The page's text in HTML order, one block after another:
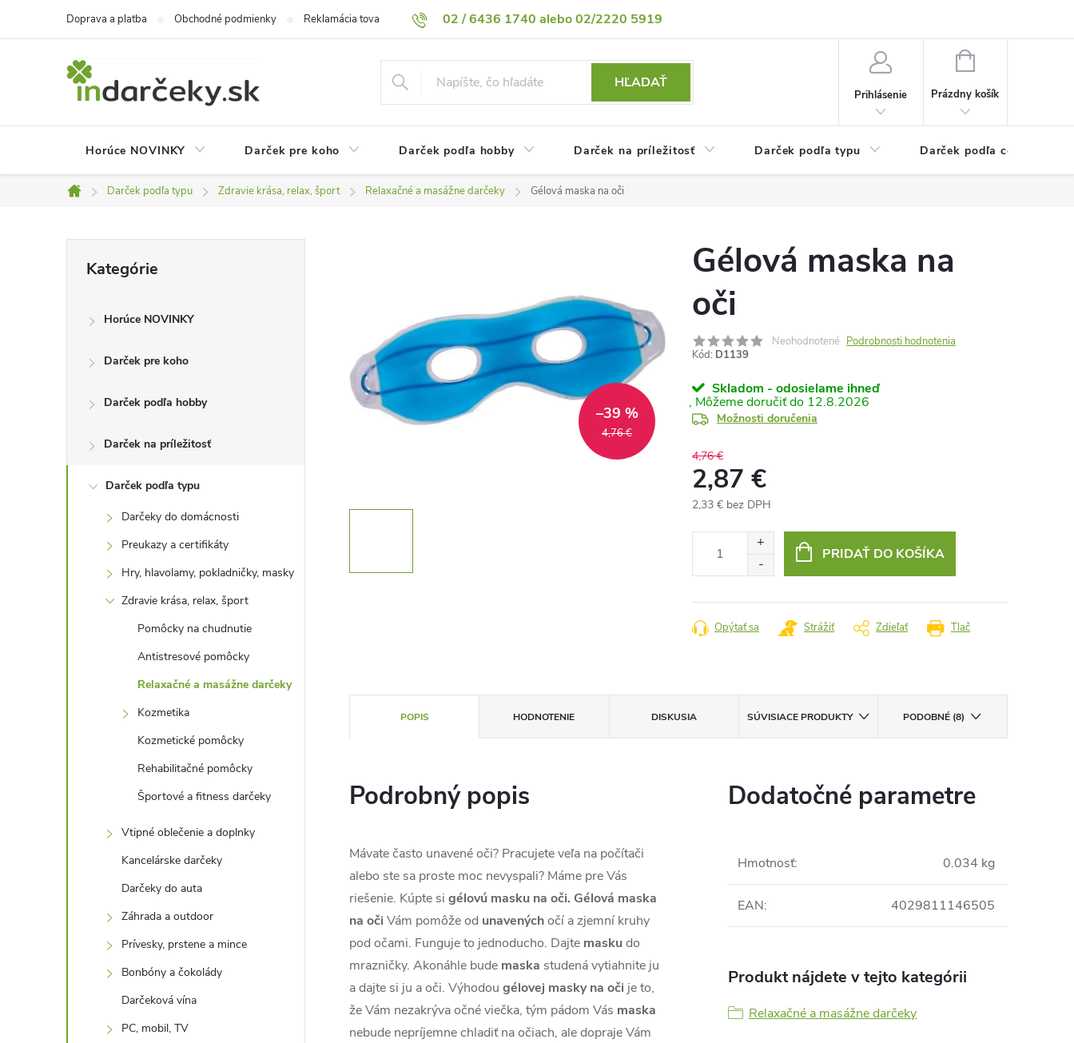
02 / 6436 1740 alebo 02/2220 5919
Doprava a platba Obchodné podmienky Reklamácia tovaru Vrátenie tovaru Podmienky ochrany osobných údajov
HĽADAŤ
Prihlásenie
NÁKUPNÝ
Prázdny košík
Horúce NOVINKY Darček pre koho Darček podľa hobby Darček na príležitosť Darček podľa typu Darček podľa ceny
Domov
Darček podľa typu Zdravie krása, relax, šport Relaxačné a masážne darčeky Gélová maska ​​na oči
p
kategórie
Kategórie
Horúce NOVINKY
Darček pre koho
Darček podľa hobby
Darček na príležitosť
Darček podľa typu
Darčeky do domácnosti
Preukazy a certifikáty
Hry, hlavolamy, pokladničky, masky
Zdravie krása, relax, šport
Pomôcky na chudnutie
Antistresové pomôcky
Relaxačné a masážne darčeky
Kozmetika
Kozmetické pomôcky
Rehabilitačné pomôcky
Športové a fitness darčeky
Vtipné oblečenie a doplnky
Kancelárske darčeky
Darčeky do auta
Záhrada a outdoor
Prívesky, prstene a mince
Bonbóny a čokolády
Darčeková vína
PC, mobil, TV
4,76 €
–39 %
Gélová maska ​​na
oči
Neohodnotené Podrobnosti hodnotenia
Kód: D1139
Skladom - odosielame ihneď
12.8.2026
Možnosti doručenia
4,76 €
2,87 €
2,33 € bez DPH
PRIDAŤ DO KOŠÍKA
Tlač
Opýtať sa Strážiť Zdieľať
POPIS HODNOTENIE DISKUSIA SÚVISIACE PRODUKTY PODOBNÉ (8)
Podrobný popis
Mávate často unavené oči? Pracujete veľa na počítači
alebo ste sa proste moc nevyspali? Máme pre Vás
riešenie. Kúpte si gélovú masku na oči. Gélová maska
​​na oči Vám pomôže od unavenýchočí a zjemní kruhy
pod očami. Funguje to jednoducho. Dajte maskudo
mrazničky. Akonáhle bude maska ​​studená vytiahnite ju
a dajte si ju a oči. Výhodou gélovej masky na oči je to,
že Vám nezakrýva očné viečka, tým pádom Vás maska
nebude nepríjemne chladiť na očiach, ale dopraje Vám
Dodatočné parametre
Hmotnosť: 0.034 kg
EAN: 4029811146505
Produkt nájdete v tejto kategórii
Relaxačné a masážne darčeky